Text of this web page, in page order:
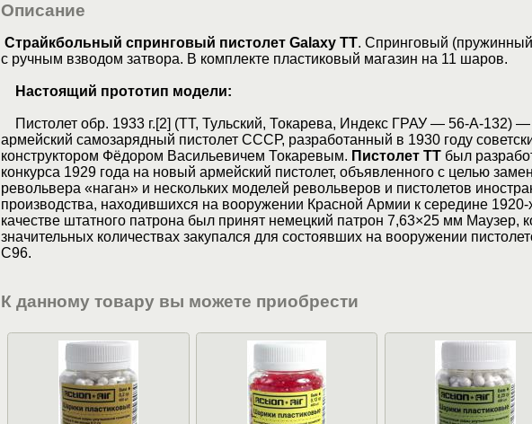
Описание
Страйкбольный спринговый пистолет Galaxy ТТ. Спринговый
с ручным взводом затвора. В комплекте пластиковый магазин на 11 шаров.
Настоящий прототип модели:
Пистолет обр. 1933 г.[2] (ТТ, Тульский, Токарева, Индекс ГРАУ — 56-А-132)
армейский самозарядный пистолет СССР, разработанный в 1930 году
конструктором Фёдором Васильевичем Токаревым. Пистолет ТТбыл
конкурса 1929 года на новый армейский пистолет, объявленного с целью
револьвера «наган» и нескольких моделей револьверов и пистолетов
производства, находившихся на вооружении Красной Армии к середине 1920-
качестве штатного патрона был принят немецкий патрон 7,63×25 мм Маузер,
значительных количествах закупался для состоявших на вооружении
C96.
К данному товару вы можете приобрести